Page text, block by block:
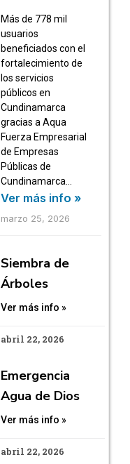
Más de 778 mil
usuarios
beneficiados con el
fortalecimiento de
los servicios
públicos en
Cundinamarca
gracias a Aqua
Fuerza Empresarial
de Empresas
Públicas de
Cundinamarca…
Ver más info »
marzo 25, 2026
Siembra de
Árboles
Ver más info »
abril 22, 2026
Emergencia
Agua de Dios
Ver más info »
abril 22, 2026